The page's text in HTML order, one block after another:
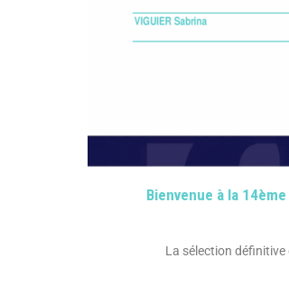
Bienvenue à la
La sélection